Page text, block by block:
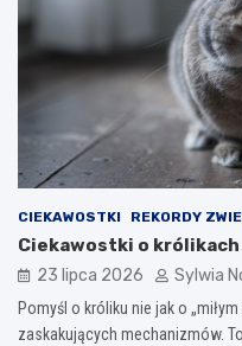
CIEKAWOSTKI REKORDY
Ciekawostki o
23 lipca 2026 Sylwia
Pomyśl o króliku nie jak o
zaskakujących mechanizmów.